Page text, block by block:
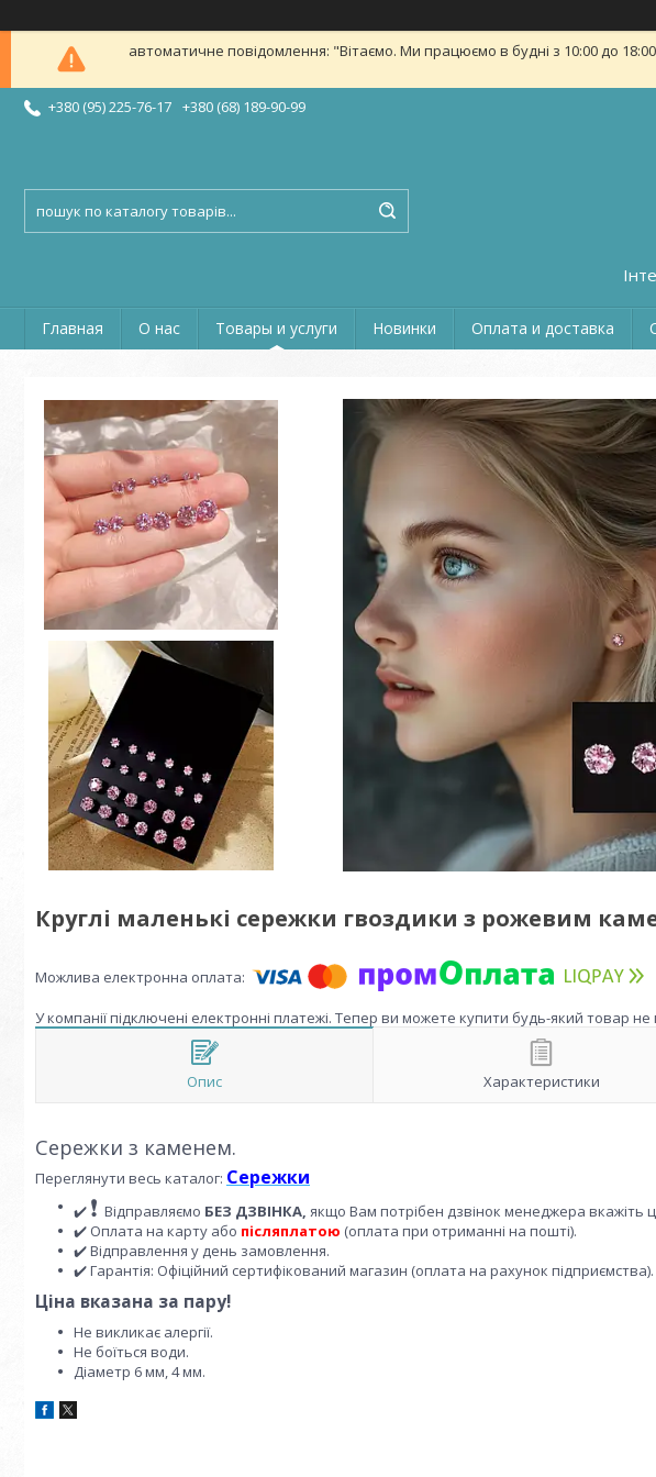
автоматичне повідомлення: "Вітаємо. Ми працюємо в будні з 10:00 до
+380 (95) 225-76-17 +380 (68) 189-90-99
Главная О нас Товары и услуги Новинки Оплата и доставка
Круглі маленькі сережки гвоздики з рожевим
У компанії підключені електронні платежі. Тепер ви можете купити будь-який товар
Опис Характеристики
Сережки з каменем.
Переглянути весь каталог: Сережки
✔️ ❗ Відправляємо БЕЗ ДЗВІНКА, якщо Вам потрібен дзвінок менеджера вкажіть
✔️ Оплата на карту або післяплатою (оплата при отриманні на пошті).
✔️ Відправлення у день замовлення.
✔️ Гарантія: Офіційний сертифікований магазин (оплата на рахунок підприємства).
Ціна вказана за пару!
Не викликає алергії.
Не боїться води.
Діаметр 6 мм, 4 мм.